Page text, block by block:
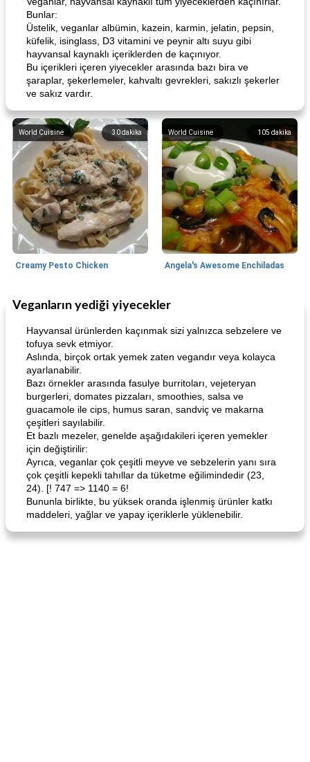
Bunlar:
Üstelik, veganlar albümin, kazein, karmin, jelatin, pepsin,
küfelik, isinglass, D3 vitamini ve peynir altı suyu gibi
hayvansal kaynaklı içeriklerden de kaçınıyor.
Bu içerikleri içeren yiyecekler arasında bazı bira ve
şaraplar, şekerlemeler, kahvaltı gevrekleri, sakızlı şekerler
ve sakız vardır.
30dakika
World Cuisine
Creamy Pesto Chicken
105 dakika
World Cuisine
Angela's Awesome Enchiladas
105dakika
World Cuisine
Angela's Awesome Enchiladas
Lunch/Snacks
Pop's Roast Turkey Sandwich
Veganların yediği yiyecekler
Hayvansal ürünlerden kaçınmak sizi yalnızca sebzelere ve
tofuya sevk etmiyor.
Aslında, birçok ortak yemek zaten vegandır veya kolayca
ayarlanabilir.
Bazı örnekler arasında fasulye burritoları, vejeteryan
burgerleri, domates pizzaları, smoothies, salsa ve
guacamole ile cips, humus saran, sandviç ve makarna
çeşitleri sayılabilir.
Et bazlı mezeler, genelde aşağıdakileri içeren yemekler
için değiştirilir:
Ayrıca, veganlar çok çeşitli meyve ve sebzelerin yanı sıra
çok çeşitli kepekli tahıllar da tüketme eğilimindedir (23,
24). [! 747 => 1140 = 6!
Bununla birlikte, bu yüksek oranda işlenmiş ürünler katkı
maddeleri, yağlar ve yapay içeriklerle yüklenebilir.